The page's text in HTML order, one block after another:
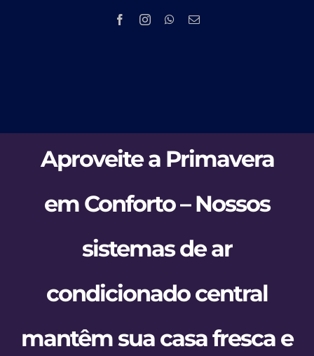
HOME
Aproveite a Primavera
em Conforto – Nossos
sistemas de ar
condicionado central
mantêm sua casa fresca e